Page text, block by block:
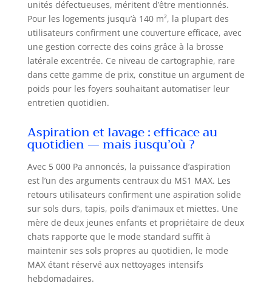
du nettoyage ? Doté d'une batterie
longue durée, le robot aspirateur
fonctionne jusqu'à 180 minutes,
couvrant une vaste surface de 200
m². Il se recharge
automatiquement lorsque la
batterie est inférieure à 15 % et
reprend automatiquement le
fois suffisamment chargé, sans
que vous ayez à lever le petit doigt
✨𝐅𝐨𝐧𝐜𝐭𝐢𝐨𝐧𝐧𝐚𝐥𝐢𝐭é𝐬 𝐜𝐨𝐧𝐧𝐞𝐜𝐭é𝐞𝐬 ➤Grâce
à l'application (kompatibel Smart-
Life APP) du robot aspirateur
laveur, programmez votre
nettoyage en quelques secondes,
même lorsque vous n'êtes pas à la
maison ! Vous pouvez définir des
zones interdites ou prioritaires,
personnaliser la puissance
d'aspiration, les modes de
nettoyage et les plannings selon
unités défectueuses, méritent d’être mentionnés.
Pour les logements jusqu’à 140 m², la plupart des
utilisateurs confirment une couverture efficace, avec
une gestion correcte des coins grâce à la brosse
latérale excentrée. Ce niveau de cartographie, rare
dans cette gamme de prix, constitue un argument de
poids pour les foyers souhaitant automatiser leur
entretien quotidien.
Aspiration et lavage : efficace au
quotidien — mais jusqu’où ?
Avec 5 000 Pa annoncés, la puissance d’aspiration
est l’un des arguments centraux du MS1 MAX. Les
retours utilisateurs confirment une aspiration solide
sur sols durs, tapis, poils d’animaux et miettes. Une
mère de deux jeunes enfants et propriétaire de deux
chats rapporte que le mode standard suffit à
maintenir ses sols propres au quotidien, le mode
MAX étant réservé aux nettoyages intensifs
hebdomadaires.